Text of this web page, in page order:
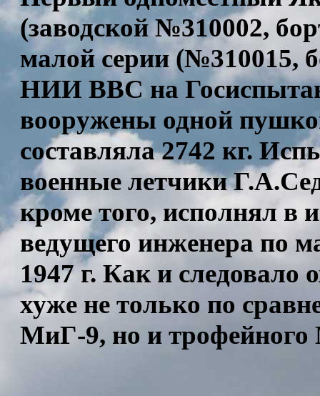
(заводской №310002,
малой серии (№310015,
НИИ ВВС на
вооружены одной
составляла 2742 кг.
военные летчики
кроме того, исполнял в
ведущего инженера по
1947 г. Как и
хуже не только по
МиГ-9, но и трофейного